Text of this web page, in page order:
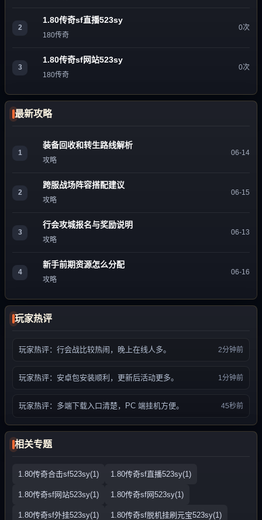
2
1.80传奇sf直播523sy
180传奇
0次
3
1.80传奇sf网站523sy
180传奇
0次
最新攻略
1
装备回收和转生路线解析
攻略
06-14
2
跨服战场阵容搭配建议
攻略
06-15
3
行会攻城报名与奖励说明
攻略
06-13
4
新手前期资源怎么分配
攻略
06-16
玩家热评
玩家热评：行会战比较热闹，晚上在线人多。 2分钟前
玩家热评：安卓包安装顺利，更新后活动更多。 1分钟前
玩家热评：多端下载入口清楚，PC 端挂机方便。 45秒前
相关专题
1.80传奇合击sf523sy(1) 1.80传奇sf直播523sy(1)
1.80传奇sf网站523sy(1) 1.80传奇sf网523sy(1)
1.80传奇sf外挂523sy(1) 1.80传奇sf脱机挂刷元宝523sy(1)